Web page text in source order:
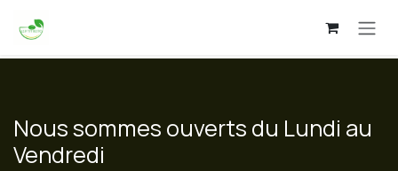
Nous sommes ouverts du Lundi au
Vendredi